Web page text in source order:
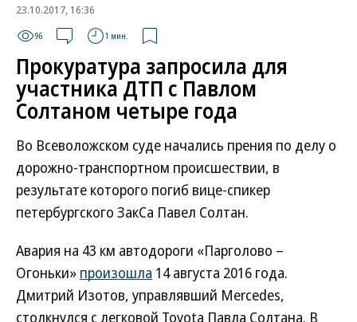
23.10.2017, 16:36
96 1 мин.
Прокуратура запросила для
участника ДТП с Павлом
Солтаном четыре года
Во Всеволожском суде начались прения по делу о
дорожно-транспортном происшествии, в
результате которого погиб вице-спикер
петербургского ЗакСа Павел Солтан.
Авария на 43 км автодороги «Парголово –
Огоньки» произошла 14 августа 2016 года.
Дмитрий Изотов, управлявший Mercedes,
столкнулся с легковой Toyota Павла Солтана. В